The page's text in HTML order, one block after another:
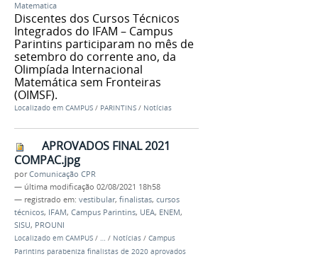
Matematica
Discentes dos Cursos Técnicos
Integrados do IFAM – Campus
Parintins participaram no mês de
setembro do corrente ano, da
Olimpíada Internacional
Matemática sem Fronteiras
(OIMSF).
Localizado em CAMPUS / PARINTINS / Notícias
APROVADOS FINAL 2021
COMPAC.jpg
porComunicação CPR
— última modificação 02/08/2021 18h58
— registrado em: vestibular, finalistas, cursos
técnicos, IFAM, Campus Parintins, UEA, ENEM,
SISU, PROUNI
Localizado em CAMPUS / … / Notícias / Campus
Parintins parabeniza finalistas de 2020 aprovados